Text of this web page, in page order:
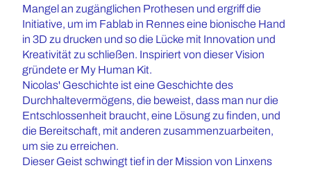
Mangel an zugänglichen Prothesen und ergriff die
Initiative, um im Fablab in Rennes eine bionische Hand
in 3D zu drucken und so die Lücke mit Innovation und
Kreativität zu schließen. Inspiriert von dieser Vision
gründete er My Human Kit.
Nicolas' Geschichte ist eine Geschichte des
Durchhaltevermögens, die beweist, dass man nur die
Entschlossenheit braucht, eine Lösung zu finden, und
die Bereitschaft, mit anderen zusammenzuarbeiten,
um sie zu erreichen.
Dieser Geist schwingt tief in der Mission von Linxens